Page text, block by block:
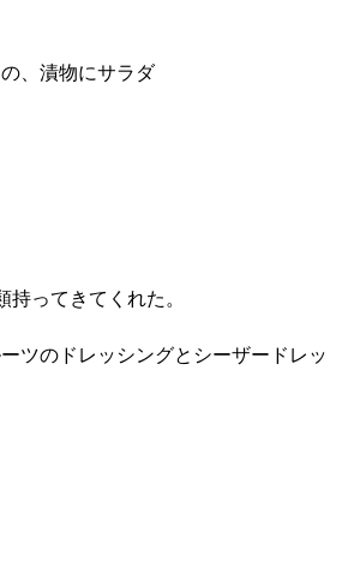
、漬物にサラダ
持ってきてくれた。
ツのドレッシングとシーザードレッ